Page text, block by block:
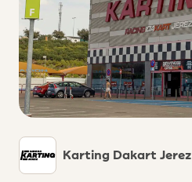
Karting Dakart Jerez